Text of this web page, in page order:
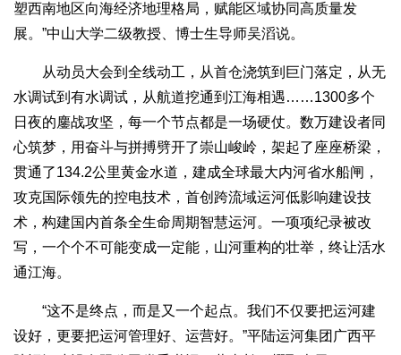
塑西南地区向海经济地理格局，赋能区域协同高质量发
展。”中山大学二级教授、博士生导师吴滔说。
从动员大会到全线动工，从首仓浇筑到巨门落定，从无
水调试到有水调试，从航道挖通到江海相遇……1300多个
日夜的鏖战攻坚，每一个节点都是一场硬仗。数万建设者同
心筑梦，用奋斗与拼搏劈开了崇山峻岭，架起了座座桥梁，
贯通了134.2公里黄金水道，建成全球最大内河省水船闸，
攻克国际领先的控电技术，首创跨流域运河低影响建设技
术，构建国内首条全生命周期智慧运河。一项项纪录被改
写，一个个不可能变成一定能，山河重构的壮举，终让活水
通江海。
“这不是终点，而是又一个起点。我们不仅要把运河建
设好，更要把运河管理好、运营好。”平陆运河集团广西平